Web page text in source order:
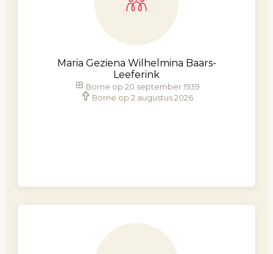
Maria Geziena Wilhelmina Baars-
Leeferink
Borne op 20 september 1939
Borne op 2 augustus 2026